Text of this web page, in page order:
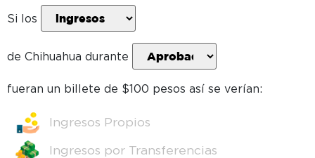
Si los
de Chihuahua durante
fueran un billete de $100 pesos así se verían:
Ingresos Propios
Ingresos por Transferencias